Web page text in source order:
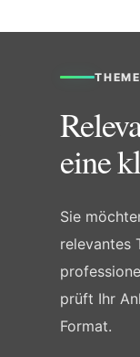
eine
Sie
relevantes
prüft Ihr
Format.